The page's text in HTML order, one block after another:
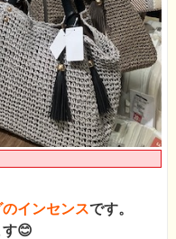
インセンスです。
😊